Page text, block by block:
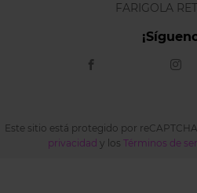
FARIGOLA
Este sitio está protegido por
privacidad y los Términos de